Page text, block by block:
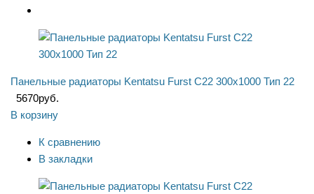
Панельные радиаторы Kentatsu Furst C22 300x1000 Тип 22
5670руб.
В корзину
К сравнению
В закладки